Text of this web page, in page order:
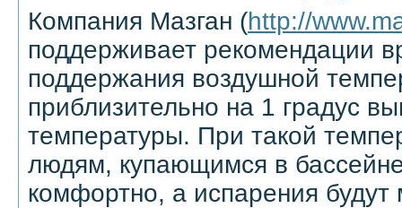
Компания Мазган (http://
поддерживает рекомендации
поддержания воздушной
приблизительно на 1 градус
температуры. При такой
людям, купающимся в
комфортно, а испарения